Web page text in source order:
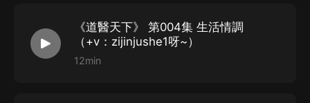
軟軟@CV-軟軟-飾：胡東淩，冬雪
代表作央視公益片《水願》
戚曉@77o戚曉o-飾：夏冰、小芬
《道醫天下》 第004集 生活情調
（+v：zijinjushe1呀~）
12min